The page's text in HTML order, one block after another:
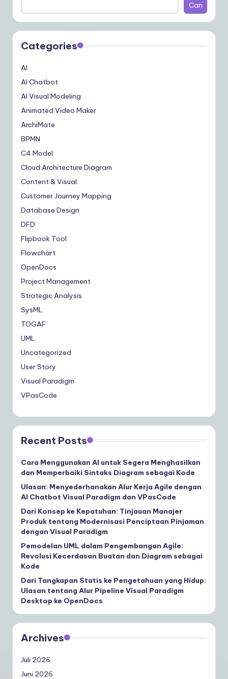
Cari
Categories
AI
AI Chatbot
AI Visual Modeling
Animated Video Maker
ArchiMate
BPMN
C4 Model
Cloud Architecture Diagram
Content & Visual
Customer Journey Mapping
Database Design
DFD
Flipbook Tool
Flowchart
OpenDocs
Project Management
Strategic Analysis
SysML
TOGAF
UML
Uncategorized
User Story
Visual Paradigm
VPasCode
Recent Posts
Cara Menggunakan AI untuk Segera Menghasilkan
dan Memperbaiki Sintaks Diagram sebagai Kode
Ulasan: Menyederhanakan Alur Kerja Agile dengan
AI Chatbot Visual Paradigm dan VPasCode
Dari Konsep ke Kepatuhan: Tinjauan Manajer
Produk tentang Modernisasi Penciptaan Pinjaman
dengan Visual Paradigm
Pemodelan UML dalam Pengembangan Agile:
Revolusi Kecerdasan Buatan dan Diagram sebagai
Kode
Dari Tangkapan Statis ke Pengetahuan yang Hidup:
Ulasan tentang Alur Pipeline Visual Paradigm
Desktop ke OpenDocs
Archives
Juli 2026
Juni 2026